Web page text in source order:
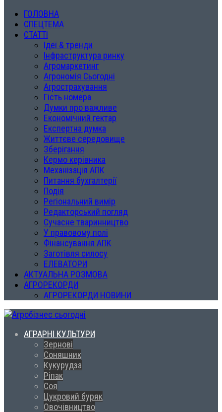
ГОЛОВНА
СПЕЦТЕМА
СТАТТІ
Ідеї & тренди
Інфраструктура ринку
Агромаркетинг
Агрономія Сьогодні
Агрострахування
Гість номера
Думки про важливе
Економічний гектар
Експертна думка
Життєве середовище
Зберігання
Кермо керівника
Механізація АПК
Питання бухгалтерії
Подія
Регіональний вимір
Редакторський погляд
Сучасне тваринництво
У правовому полі
Фінансування АПК
Заготівля силосу
ЕЛЕВАТОРИ
АКТУАЛЬНА РОЗМОВА
АГРОРЕКОРДИ
АГРОРЕКОРДИ НОВИНИ
АГРАРНІ КУЛЬТУРИ
Зернові
Соняшник
Кукурудза
Ріпак
Соя
Цукровий буряк
Овочівництво